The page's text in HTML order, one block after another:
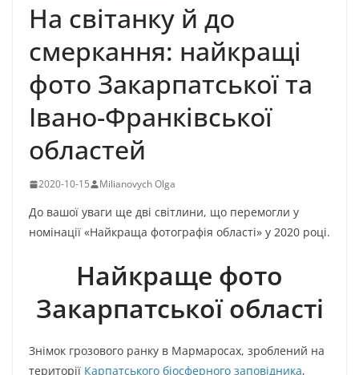
На світанку й до
смеркання: найкращі
фото Закарпатської та
Івано-Франківської
областей
2020-10-15 Milianovych Olga
До вашої уваги ще дві світлини, що перемогли у
номінації «Найкраща фотографія області» у 2020 році.
Найкраще фото
Закарпатської області
Знімок грозового ранку в Мармаросах, зроблений на
території Карпатського біосферного заповідника,